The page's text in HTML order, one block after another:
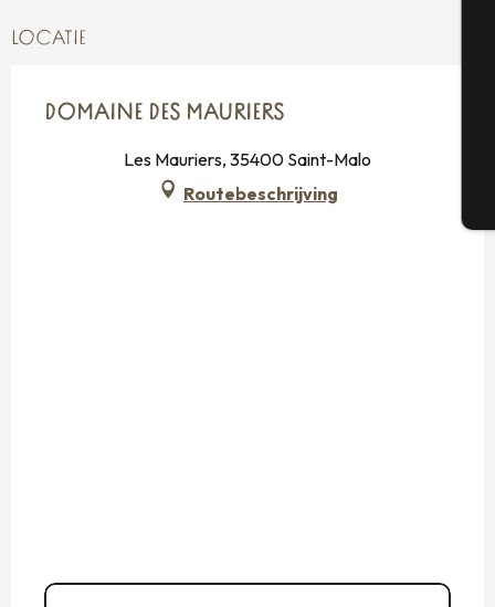
LOCATIE
DOMAINE DES MAURIERS
Les Mauriers, 35400 Saint-Malo
Routebeschrijving